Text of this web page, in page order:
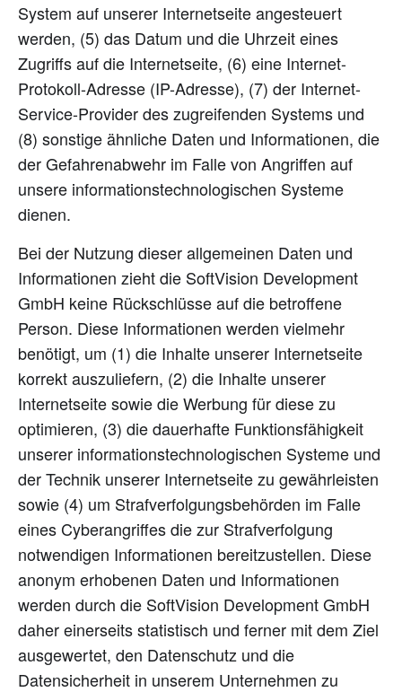
System auf unserer Internetseite angesteuert
werden, (5) das Datum und die Uhrzeit eines
Zugriffs auf die Internetseite, (6) eine Internet-
Protokoll-Adresse (IP-Adresse), (7) der Internet-
Service-Provider des zugreifenden Systems und
(8) sonstige ähnliche Daten und Informationen, die
der Gefahrenabwehr im Falle von Angriffen auf
unsere informationstechnologischen Systeme
dienen.
Bei der Nutzung dieser allgemeinen Daten und
Informationen zieht die SoftVision Development
GmbH keine Rückschlüsse auf die betroffene
Person. Diese Informationen werden vielmehr
benötigt, um (1) die Inhalte unserer Internetseite
korrekt auszuliefern, (2) die Inhalte unserer
Internetseite sowie die Werbung für diese zu
optimieren, (3) die dauerhafte Funktionsfähigkeit
unserer informationstechnologischen Systeme und
der Technik unserer Internetseite zu gewährleisten
sowie (4) um Strafverfolgungsbehörden im Falle
eines Cyberangriffes die zur Strafverfolgung
notwendigen Informationen bereitzustellen. Diese
anonym erhobenen Daten und Informationen
werden durch die SoftVision Development GmbH
daher einerseits statistisch und ferner mit dem Ziel
ausgewertet, den Datenschutz und die
Datensicherheit in unserem Unternehmen zu